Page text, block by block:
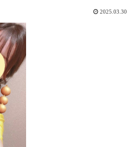
2025.03.30